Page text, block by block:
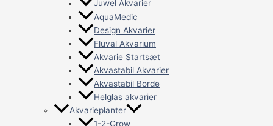
Juwel Akvarier
AquaMedic
Design Akvarier
Fluval Akvarium
Akvarie Startsæt
Akvastabil Akvarier
Akvastabil Borde
Helglas akvarier
Akvarieplanter
1-2-Grow